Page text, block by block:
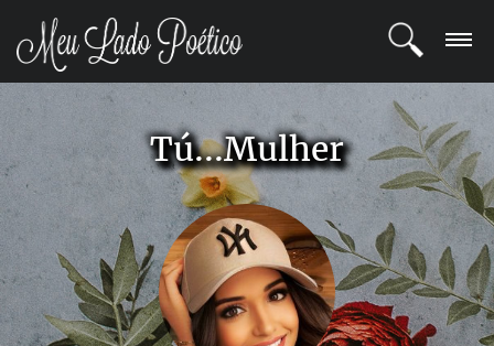
REGISTRO
POETAS
BLOG
COMUNIDADE
Tú...Mulher